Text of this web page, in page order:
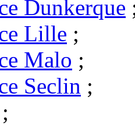
Dunkerque
Lille ;
Malo ;
Seclin ;
;